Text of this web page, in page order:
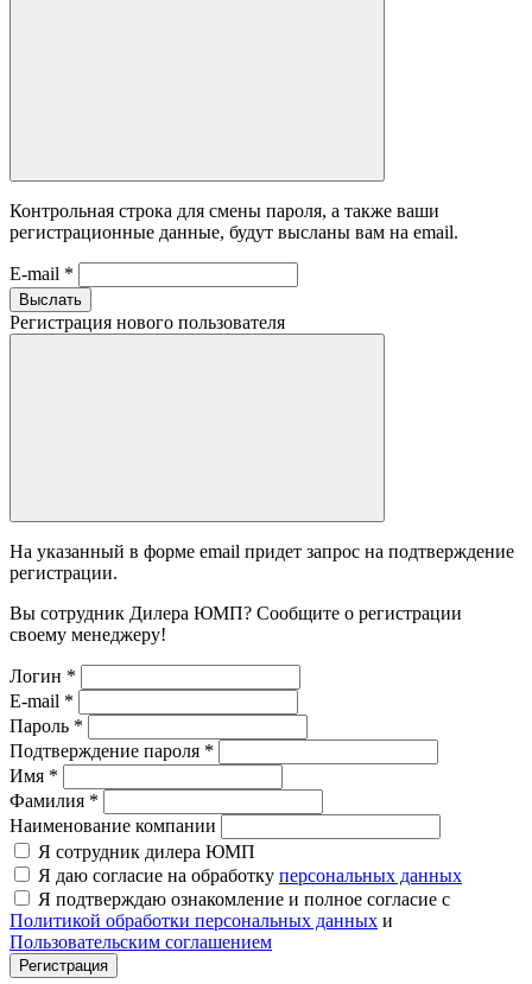
Контрольная строка для смены пароля, а также ваши
регистрационные данные, будут высланы вам на email.
E-mail *
Выслать
Регистрация нового пользователя
На указанный в форме email придет запрос на подтверждение
регистрации.
Вы сотрудник Дилера ЮМП? Сообщите о регистрации
своему менеджеру!
Логин *
E-mail *
Пароль *
Подтверждение пароля *
Имя *
Фамилия *
Наименование компании
Я сотрудник дилера ЮМП
Я даю согласие на обработку персональных данных
Я подтверждаю ознакомление и полное согласие с
Политикой обработки персональных данных и
Пользовательским соглашением
Регистрация